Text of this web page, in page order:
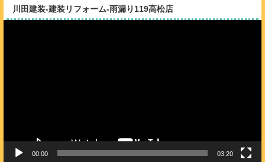
川田建装-建装リフォーム-雨漏り119高松店
00:00 03:20